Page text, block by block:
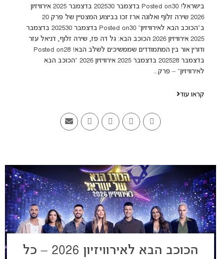
בישראל! Posted on30 בדצמבר 202530 בדצמבר 2025 אירוויזיון
2026 שירה זלוף ואלונה ארז זכו בביצוע המצטיין של פרק 20
ב”הכוכב הבא לאירוויזיון” Posted on30 בדצמבר 202530 בדצמבר
2025 אירוויזיון 2026 הכוכב הבא: גל דה פז, שירה זלוף, דניאל עזר
ודורין אור בין המתמודדים שממשיכים לשלב הבא! Posted on28
בדצמבר 202528 בדצמבר 2025 אירוויזיון 2026 “הכוכב הבא
לאירוויזיון” – פרק...
קראו עוד
הכוכב הבא לאירוויזיון 2026 – כל